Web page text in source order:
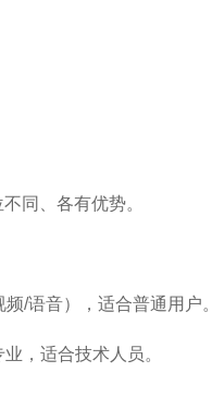
同、各有优势。
/语音），适合普通用户。
，适合技术人员。